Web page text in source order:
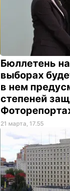
Бюллетень
выборах
в нем
степеней
21 марта, 17.55